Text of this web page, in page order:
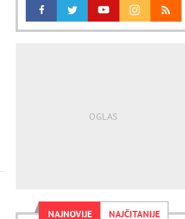
NAJNOVIJE NAJČITANIJE